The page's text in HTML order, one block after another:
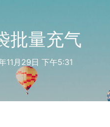
批量充气
11月29日 下午5:31